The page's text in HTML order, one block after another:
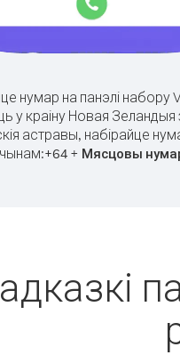
нумар на панэлі набору
у краіну Новая Зеландыя
астравы, набірайце
чынам:+64 + Мясцовы